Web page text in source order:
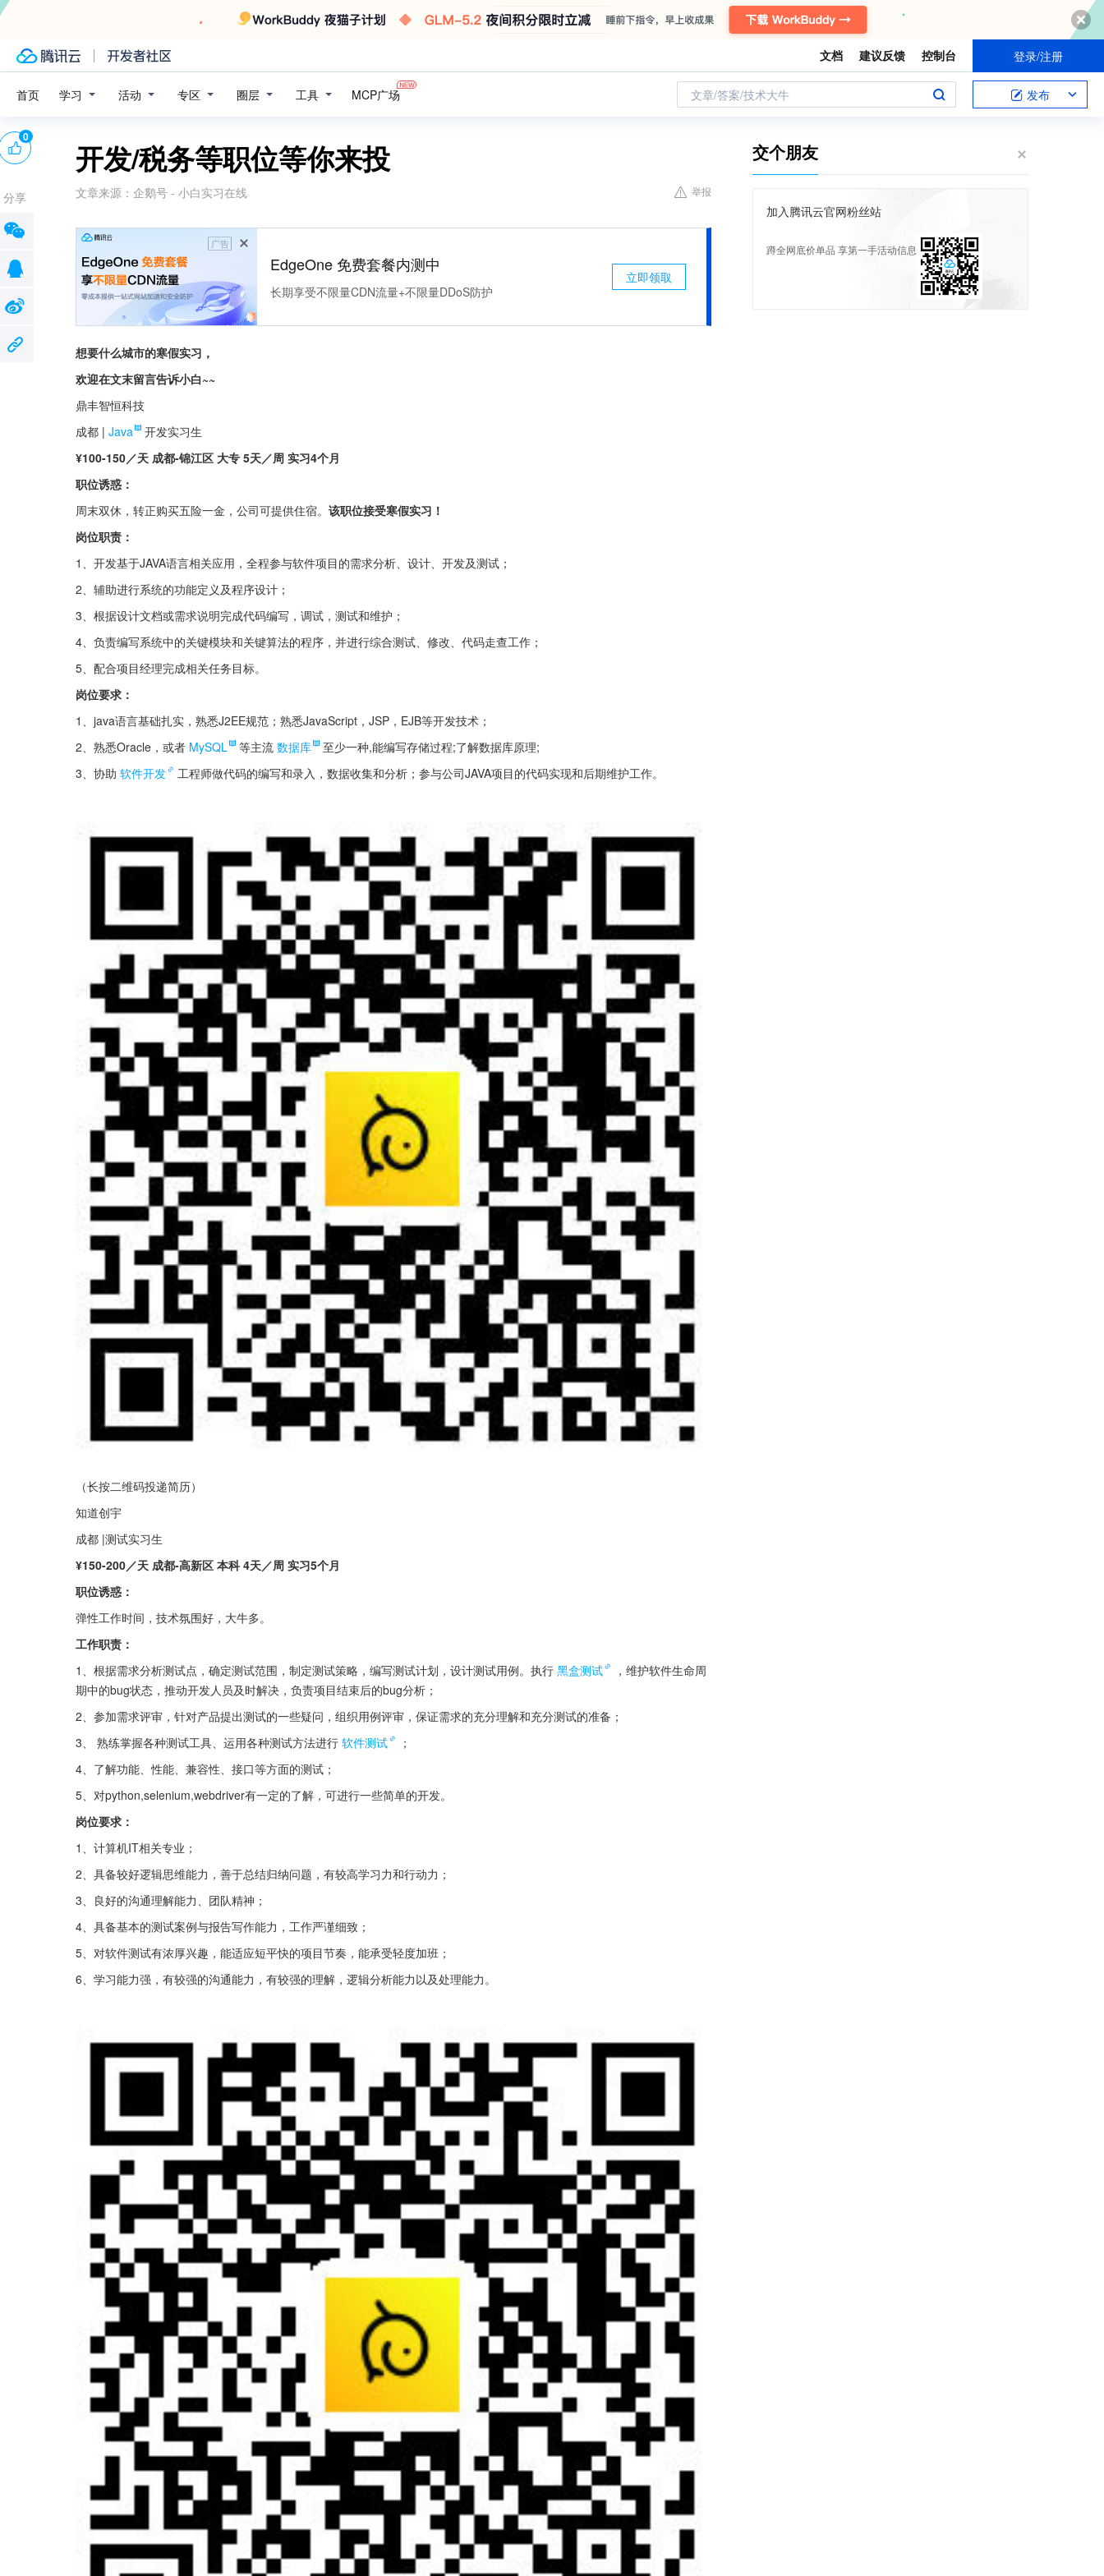
文档 建议反馈 控制台 登录/注册
首页 学习 活动 专区 圈层 工具 MCP广场 文章/答案/技术大牛 发布
开发/税务等职位等你来投
文章来源： 企鹅号 - 小白实习在线 举报
广告
EdgeOne 免费套餐内测中
长期享受不限量CDN流量+不限量DDoS防护
立即领取
想要什么城市的寒假实习，
欢迎在文末留言告诉小白~~
鼎丰智恒科技
成都 | Java
开发实习生
¥100-150／天 成都-锦江区 大专 5天／周 实习4个月
职位诱惑：
周末双休，转正购买五险一金，公司可提供住宿。 该职位接受寒假实习！
岗位职责：
1、开发基于JAVA语言相关应用，全程参与软件项目的需求分析、设计、开发及测试；
2、辅助进行系统的功能定义及程序设计；
3、根据设计文档或需求说明完成代码编写，调试，测试和维护；
4、负责编写系统中的关键模块和关键算法的程序，并进行综合测试、修改、代码走查工作；
5、配合项目经理完成相关任务目标。
岗位要求：
1、java语言基础扎实，熟悉J2EE规范；熟悉JavaScript，JSP，EJB等开发技术；
2、熟悉Oracle，或者 MySQL 等主流 数据库
至少一种,能编写存储过程;了解数据库原理;
3、协助 软件开发 工程师做代码的编写和录入，数据收集和分析；参与公司JAVA项目的代码实现和后期维护工作。
（长按二维码投递简历）
知道创宇
成都 |测试实习生
¥150-200／天 成都-高新区 本科 4天／周 实习5个月
职位诱惑：
弹性工作时间，技术氛围好，大牛多。
工作职责：
1、根据需求分析测试点，确定测试范围，制定测试策略，编写测试计划，设计测试用例。执行 黑盒测试
，维护软件生命周
期中的bug状态，推动开发人员及时解决，负责项目结束后的bug分析；
2、参加需求评审，针对产品提出测试的一些疑问，组织用例评审，保证需求的充分理解和充分测试的准备；
3、 熟练掌握各种测试工具、运用各种测试方法进行 软件测试
；
4、了解功能、性能、兼容性、接口等方面的测试；
5、对python,selenium,webdriver有一定的了解，可进行一些简单的开发。
岗位要求：
1、计算机IT相关专业；
2、具备较好逻辑思维能力，善于总结归纳问题，有较高学习力和行动力；
3、良好的沟通理解能力、团队精神；
4、具备基本的测试案例与报告写作能力，工作严谨细致；
5、对软件测试有浓厚兴趣，能适应短平快的项目节奏，能承受轻度加班；
6、学习能力强，有较强的沟通能力，有较强的理解，逻辑分析能力以及处理能力。
0
分享
交个朋友
加入腾讯云官网粉丝站
蹲全网底价单品 享第一手活动信息